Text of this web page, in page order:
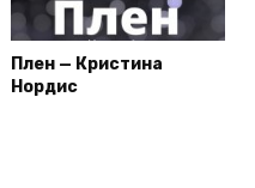
Плен — Кристина
Нордис